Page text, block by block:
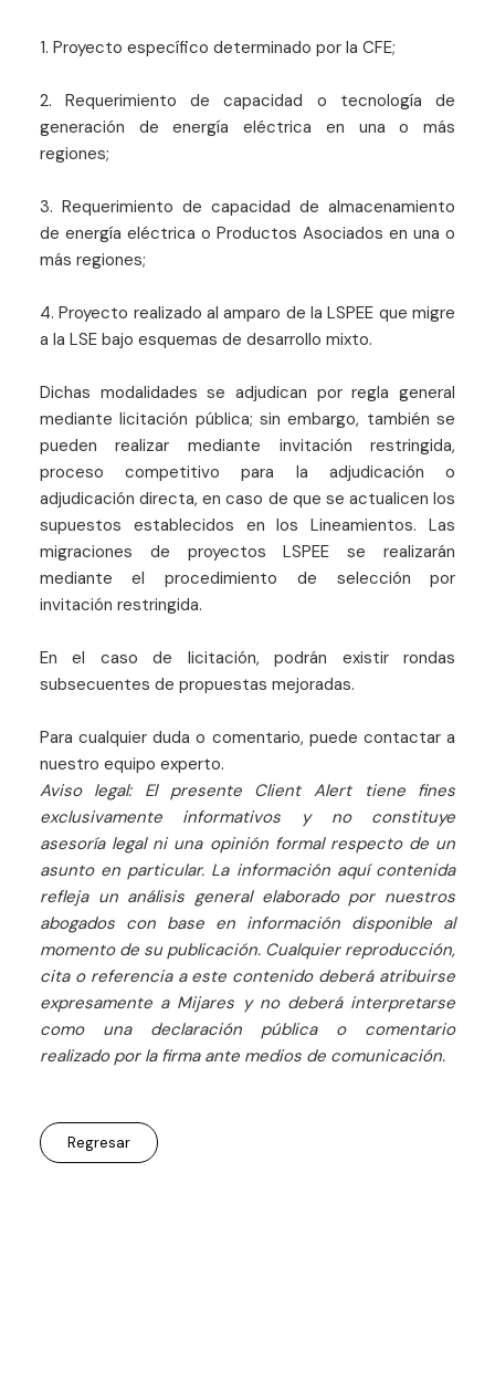
1. Proyecto específico determinado por la CFE;
2. Requerimiento de capacidad o tecnología de
generación de energía eléctrica en una o más
regiones;
3. Requerimiento de capacidad de almacenamiento
de energía eléctrica o Productos Asociados en una o
más regiones;
4. Proyecto realizado al amparo de la LSPEE que migre
a la LSE bajo esquemas de desarrollo mixto.
Dichas modalidades se adjudican por regla general
mediante licitación pública; sin embargo, también se
pueden realizar mediante invitación restringida,
proceso competitivo para la adjudicación o
adjudicación directa, en caso de que se actualicen los
supuestos establecidos en los Lineamientos. Las
migraciones de proyectos LSPEE se realizarán
mediante el procedimiento de selección por
invitación restringida.
En el caso de licitación, podrán existir rondas
subsecuentes de propuestas mejoradas.
Para cualquier duda o comentario, puede contactar a
nuestro equipo experto.
Aviso legal: El presente Client Alert tiene fines
exclusivamente informativos y no constituye
asesoría legal ni una opinión formal respecto de un
asunto en particular. La información aquí contenida
refleja un análisis general elaborado por nuestros
abogados con base en información disponible al
momento de su publicación. Cualquier reproducción,
cita o referencia a este contenido deberá atribuirse
expresamente a Mijares y no deberá interpretarse
como una declaración pública o comentario
realizado por la firma ante medios de comunicación.
Regresar